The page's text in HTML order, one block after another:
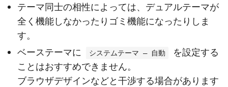
テーマ同士の相性によっては、デュアルテーマが
全く機能しなかったりゴミ機能になったりしま
す。
ベーステーマに
システムテーマ — 自動
を設定する
ことはおすすめできません。
ブラウザデザインなどと干渉する場合があります